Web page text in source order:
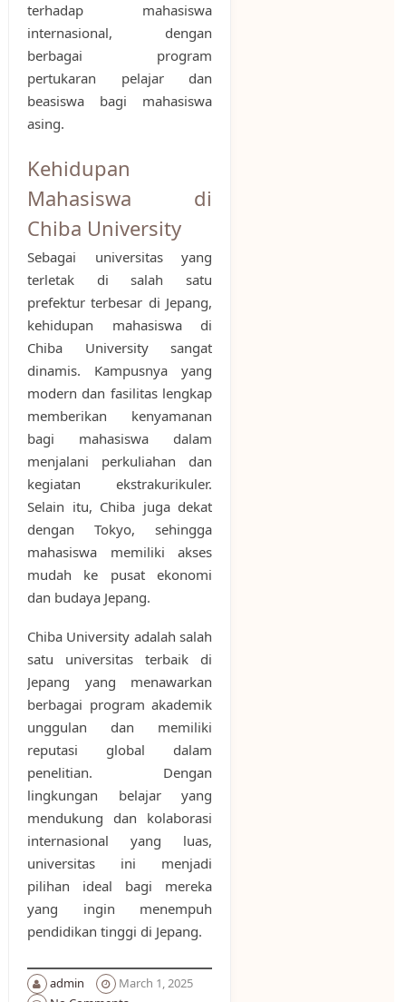
terhadap mahasiswa
internasional, dengan
berbagai program
pertukaran pelajar dan
beasiswa bagi mahasiswa
asing.
Kehidupan
Mahasiswa di
Chiba University
Sebagai universitas yang
terletak di salah satu
prefektur terbesar di Jepang,
kehidupan mahasiswa di
Chiba University sangat
dinamis. Kampusnya yang
modern dan fasilitas lengkap
memberikan kenyamanan
bagi mahasiswa dalam
menjalani perkuliahan dan
kegiatan ekstrakurikuler.
Selain itu, Chiba juga dekat
dengan Tokyo, sehingga
mahasiswa memiliki akses
mudah ke pusat ekonomi
dan budaya Jepang.
Chiba University adalah salah
satu universitas terbaik di
Jepang yang menawarkan
berbagai program akademik
unggulan dan memiliki
reputasi global dalam
penelitian. Dengan
lingkungan belajar yang
mendukung dan kolaborasi
internasional yang luas,
universitas ini menjadi
pilihan ideal bagi mereka
yang ingin menempuh
pendidikan tinggi di Jepang.
admin
March 1, 2025